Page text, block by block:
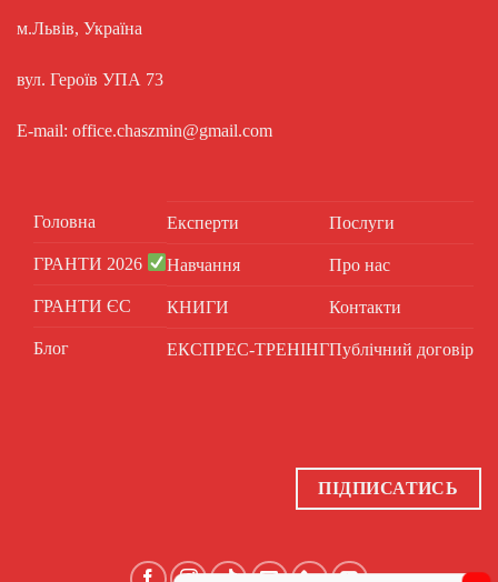
м.Львів, Україна
вул. Героїв УПА 73
E-mail: office.chaszmin@gmail.com
Головна
ГРАНТИ 2026
ГРАНТИ ЄС
Блог
Експерти
Навчання
КНИГИ
ЕКСПРЕС-ТРЕНІНГ
Послуги
Про нас
Контакти
Публічний договір
ПІДПИСАТИСЬ